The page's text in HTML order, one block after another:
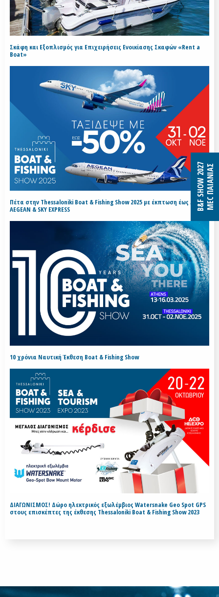
Σκάφη και Εξοπλισμός για Επιχειρήσεις Ενοικίασης Σκαφών «Rent a
Boat»
Πέτα στην Thessaloniki Boat & Fishing Show 2025 με έκπτωση έως 50% με
AEGEAN & SKY EXPRESS
10 χρόνια Ναυτική Έκθεση Boat & Fishing Show
ΔΙΑΓΩΝΙΣΜΟΣ! Δώρο ηλεκτρικός εξωλέμβιος Watersnake Geo Spot GPS
στους επισκέπτες της έκθεσης Thessaloniki Boat & Fishing Show 2023
B&F SHOW 2027MEC ΠΑΙΑΝΙΑΣ